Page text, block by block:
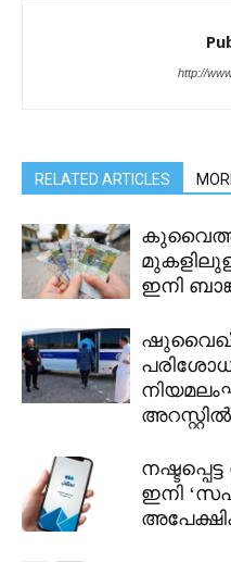
http://
RELATED ARTICLES
ഇനി
അറസ്റ്റിൽ
ഇനി